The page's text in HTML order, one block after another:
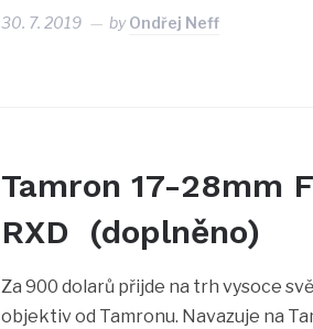
30. 7. 2019 byOndřej Neff
Tamron 17-28mm
RXD (doplněno)
Za 900 dolarů přijde na trh vysoce
objektiv od Tamronu. Navazuje na